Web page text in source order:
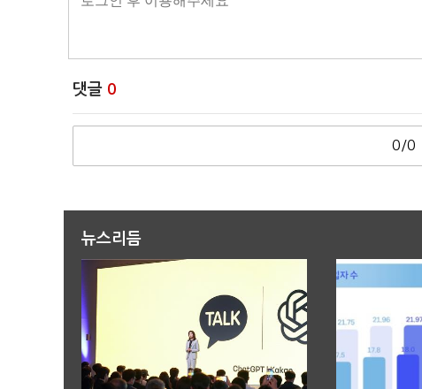
댓글 0
0/0
뉴스리듬